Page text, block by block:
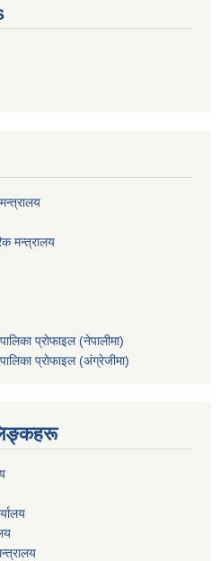
मन्त्रालय
प्राेफाइल (नेपालीमा)
प्राेफाइल(अंग्रेजीमा)